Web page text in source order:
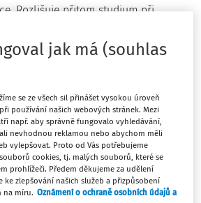
Rozlišuje přitom studium při
smlouvě, které je možno
účast na němž je výkonem práce, za
mzda a studium při zaměstnání,
získat předpoklady stanovené
požadavky nezbytné pro řádný
v pracovní smlouvě, které je
straně zaměstnance. Odstavec 3
obsahuje zmocnění pro
sociálních věcí, aby v dohodě s
jak má (souhlas
se ze všech sil přinášet vysokou úroveň
používání našich webových stránek. Mezi
např. aby správně fungovalo vyhledávání,
nevhodnou reklamou nebo abychom měli
vylepšovat. Proto od Vás potřebujeme
cookies, tj. malých souborů, které se
prohlížeči. Předem děkujeme za udělení
ke zlepšování našich služeb a přizpůsobení
na míru. Oznámení o ochraně osobních údajů a